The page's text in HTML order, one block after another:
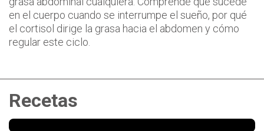
en el cuerpo cuando se interrumpe el sueño, por qué
el cortisol dirige la grasa hacia el abdomen y cómo
regular este ciclo.
Recetas